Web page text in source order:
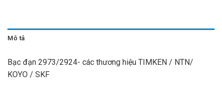
Mô tả
Bạc đạn 2973/2924- các thương hiệu TIMKEN / NTN/
KOYO / SKF